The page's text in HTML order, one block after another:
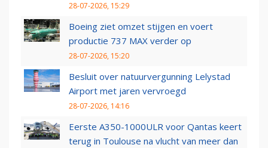
28-07-2026, 15:29
Boeing ziet omzet stijgen en voert
productie 737 MAX verder op
28-07-2026, 15:20
Besluit over natuurvergunning Lelystad
Airport met jaren vervroegd
28-07-2026, 14:16
Eerste A350-1000ULR voor Qantas keert
terug in Toulouse na vlucht van meer dan